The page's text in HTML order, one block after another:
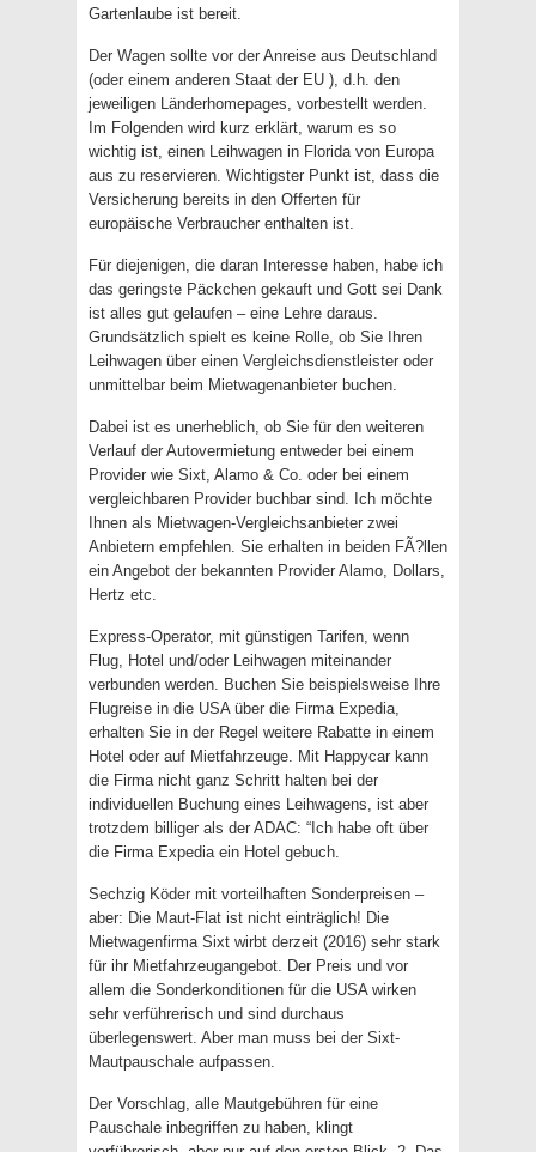
Gartenlaube ist bereit.
Der Wagen sollte vor der Anreise aus Deutschland
(oder einem anderen Staat der EU ), d.h. den
jeweiligen Länderhomepages, vorbestellt werden.
Im Folgenden wird kurz erklärt, warum es so
wichtig ist, einen Leihwagen in Florida von Europa
aus zu reservieren. Wichtigster Punkt ist, dass die
Versicherung bereits in den Offerten für
europäische Verbraucher enthalten ist.
Für diejenigen, die daran Interesse haben, habe ich
das geringste Päckchen gekauft und Gott sei Dank
ist alles gut gelaufen – eine Lehre daraus.
Grundsätzlich spielt es keine Rolle, ob Sie Ihren
Leihwagen über einen Vergleichsdienstleister oder
unmittelbar beim Mietwagenanbieter buchen.
Dabei ist es unerheblich, ob Sie für den weiteren
Verlauf der Autovermietung entweder bei einem
Provider wie Sixt, Alamo & Co. oder bei einem
vergleichbaren Provider buchbar sind. Ich möchte
Ihnen als Mietwagen-Vergleichsanbieter zwei
Anbietern empfehlen. Sie erhalten in beiden FÃ?llen
ein Angebot der bekannten Provider Alamo, Dollars,
Hertz etc.
Express-Operator, mit günstigen Tarifen, wenn
Flug, Hotel und/oder Leihwagen miteinander
verbunden werden. Buchen Sie beispielsweise Ihre
Flugreise in die USA über die Firma Expedia,
erhalten Sie in der Regel weitere Rabatte in einem
Hotel oder auf Mietfahrzeuge. Mit Happycar kann
die Firma nicht ganz Schritt halten bei der
individuellen Buchung eines Leihwagens, ist aber
trotzdem billiger als der ADAC: “Ich habe oft über
die Firma Expedia ein Hotel gebuch.
Sechzig Köder mit vorteilhaften Sonderpreisen –
aber: Die Maut-Flat ist nicht einträglich! Die
Mietwagenfirma Sixt wirbt derzeit (2016) sehr stark
für ihr Mietfahrzeugangebot. Der Preis und vor
allem die Sonderkonditionen für die USA wirken
sehr verführerisch und sind durchaus
überlegenswert. Aber man muss bei der Sixt-
Mautpauschale aufpassen.
Der Vorschlag, alle Mautgebühren für eine
Pauschale inbegriffen zu haben, klingt